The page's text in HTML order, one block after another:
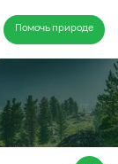
Помочь природе